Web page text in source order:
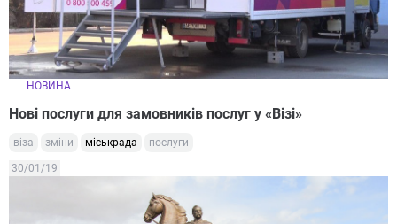
НОВИНА
Нові послуги для замовників послуг у «Візі»
віза зміни міськрада послуги
30/01/19